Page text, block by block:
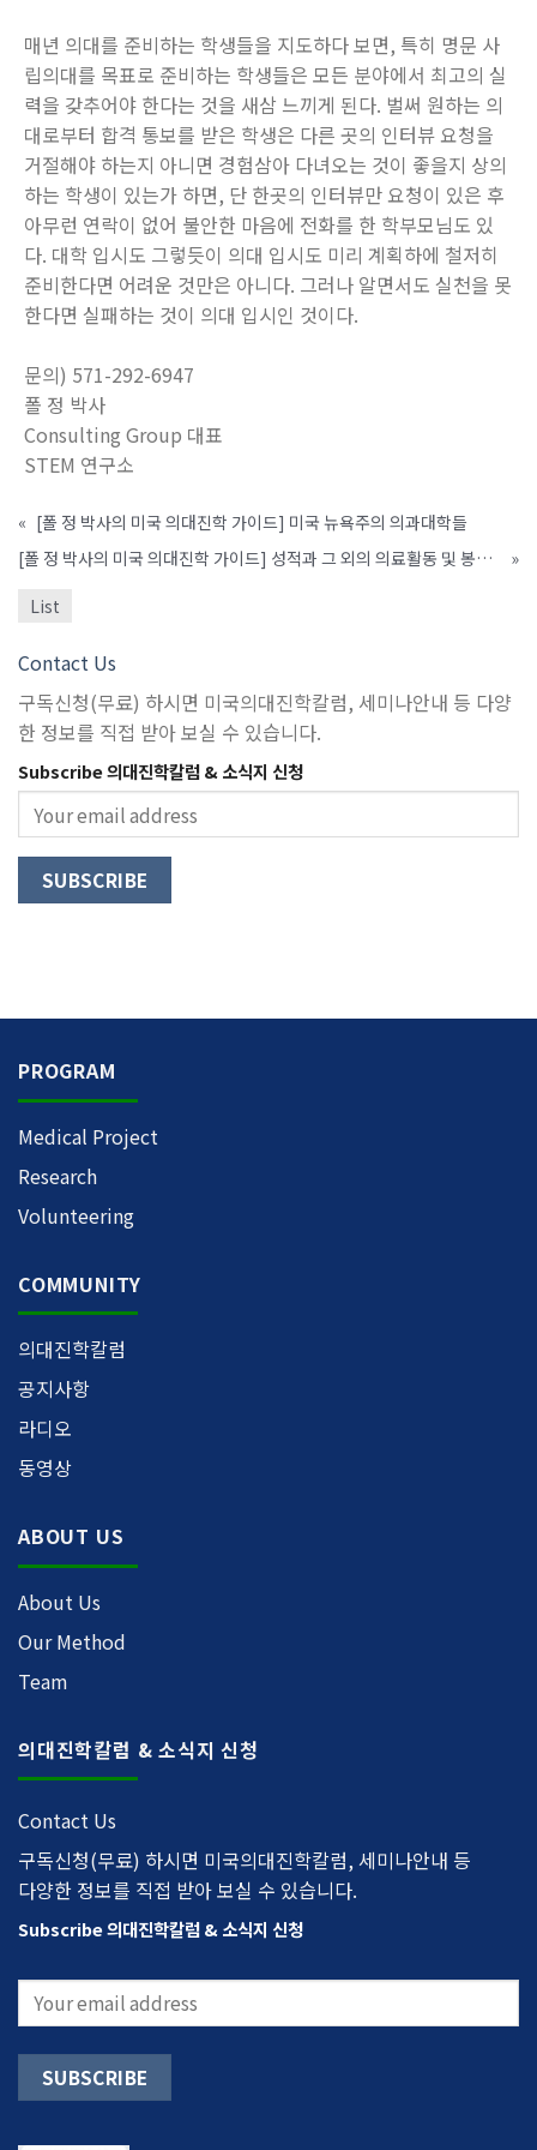
매년 의대를 준비하는 학생들을 지도하다 보면, 특히 명문 사
립의대를 목표로 준비하는 학생들은 모든 분야에서 최고의 실
력을 갖추어야 한다는 것을 새삼 느끼게 된다. 벌써 원하는 의
대로부터 합격 통보를 받은 학생은 다른 곳의 인터뷰 요청을
거절해야 하는지 아니면 경험삼아 다녀오는 것이 좋을지 상의
하는 학생이 있는가 하면, 단 한곳의 인터뷰만 요청이 있은 후
아무런 연락이 없어 불안한 마음에 전화를 한 학부모님도 있
다. 대학 입시도 그렇듯이 의대 입시도 미리 계획하에 철저히
준비한다면 어려운 것만은 아니다. 그러나 알면서도 실천을 못
한다면 실패하는 것이 의대 입시인 것이다.
문의) 571-292-6947
폴 정 박사
Consulting Group 대표
STEM 연구소
« [폴 정 박사의 미국 의대진학 가이드] 미국 뉴욕주의 의과대학들
[폴 정 박사의 미국 의대진학 가이드] 성적과 그 외의 의료활동 및 봉사활동 등이 조화를 이루어야
»
List
Contact Us
구독신청(무료) 하시면 미국의대진학칼럼, 세미나안내 등 다양
한 정보를 직접 받아 보실 수 있습니다.
Subscribe 의대진학칼럼 & 소식지 신청
PROGRAM
Medical Project
Research
Volunteering
COMMUNITY
의대진학칼럼
공지사항
라디오
동영상
ABOUT US
About Us
Our Method
Team
의대진학칼럼 & 소식지 신청
Contact Us
구독신청(무료) 하시면 미국의대진학칼럼, 세미나안내 등
다양한 정보를 직접 받아 보실 수 있습니다.
Subscribe 의대진학칼럼 & 소식지 신청